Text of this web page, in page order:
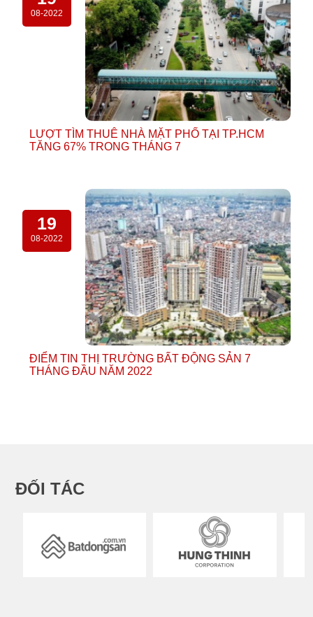
LƯỢT TÌM THUÊ NHÀ MẶT PHỐ TẠI TP.HCM
TĂNG 67% TRONG THÁNG 7
08-2022
ĐIỂM TIN THỊ TRƯỜNG BẤT ĐỘNG SẢN 7
THÁNG ĐẦU NĂM 2022
19
08-2022
ĐỐI TÁC